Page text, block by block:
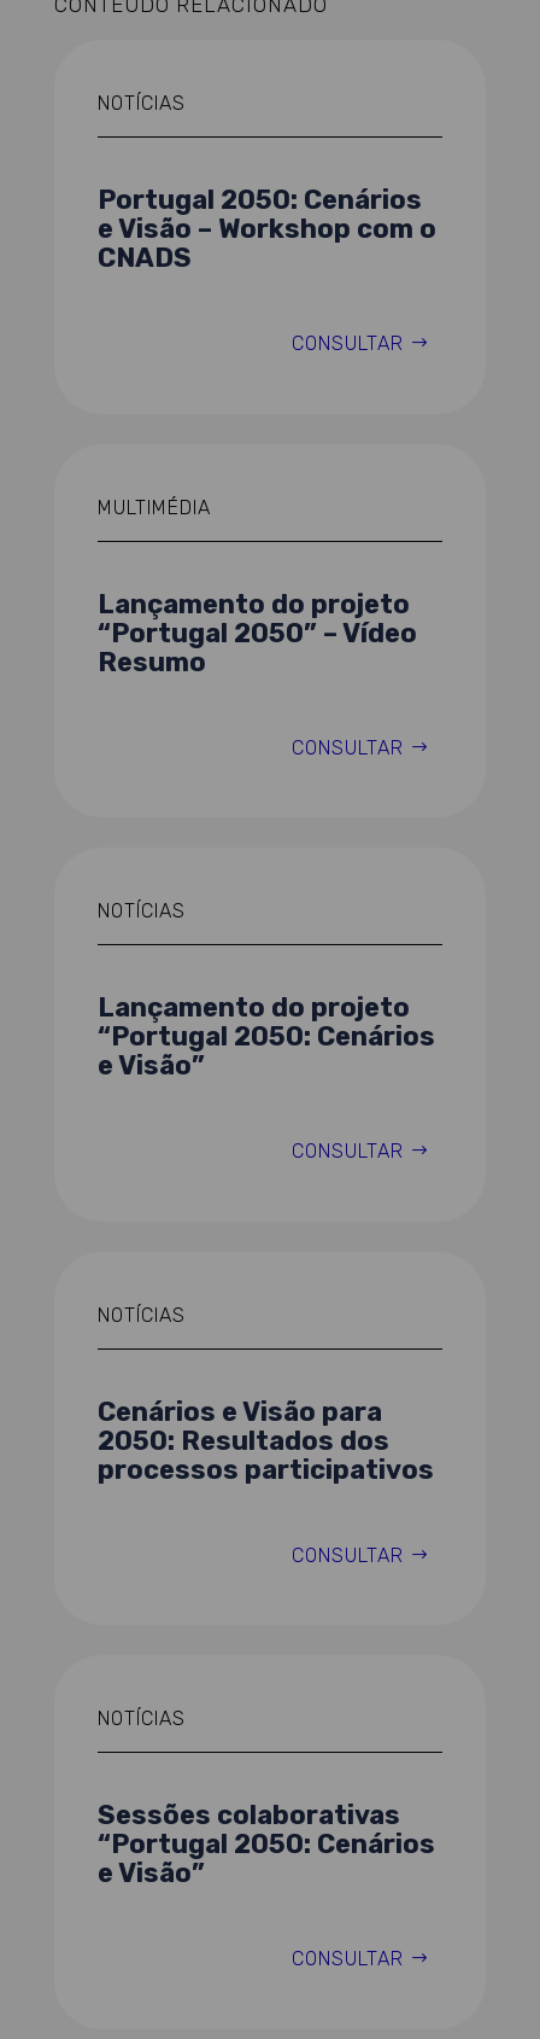
CONTEÚDO RELACIONADO
NOTÍCIAS
Portugal 2050: Cenários
e Visão – Workshop com o
CNADS
CONSULTAR
MULTIMÉDIA
Lançamento do projeto
“Portugal 2050” – Vídeo
Resumo
CONSULTAR
NOTÍCIAS
Lançamento do projeto
“Portugal 2050: Cenários
e Visão”
CONSULTAR
NOTÍCIAS
Cenários e Visão para
2050: Resultados dos
processos participativos
CONSULTAR
NOTÍCIAS
Sessões colaborativas
“Portugal 2050: Cenários
e Visão”
CONSULTAR